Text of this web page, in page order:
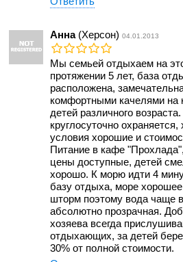
Анна(Херсон)04.01.2013
Мы семьей отдыхаем на
протяжении 5 лет, база
расположена,
комфортными качелями на
детей различного
круглосуточно
условия хорошие и
Питание в кафе
цены доступные, детей
хорошо. К морю идти 4
базу отдыха, море
шторм поэтому вода чаще
абсолютно прозрачная.
хозяева всегда
отдыхающих, за детей
30% от полной стоимости.